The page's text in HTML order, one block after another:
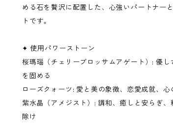
める石を贅沢に配置した、心強いパートナー
トです。
✦ 使用パワーストーン
桜瑪瑙（チェリーブロッサムアゲート）: 優し
を固める
ローズクォーツ: 愛と美の象徴、恋愛成就、心
紫水晶（アメジスト）: 調和、癒しと安らぎ、
除け